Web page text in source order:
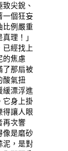
尖銳、
一個狂妄
比例嚴重
理！」
已經找上
的焦慮
了那扇被
酸氣扭
緩漂浮進
它身上掛
得讓人眼
再次響
像是磨砂
泥，是對